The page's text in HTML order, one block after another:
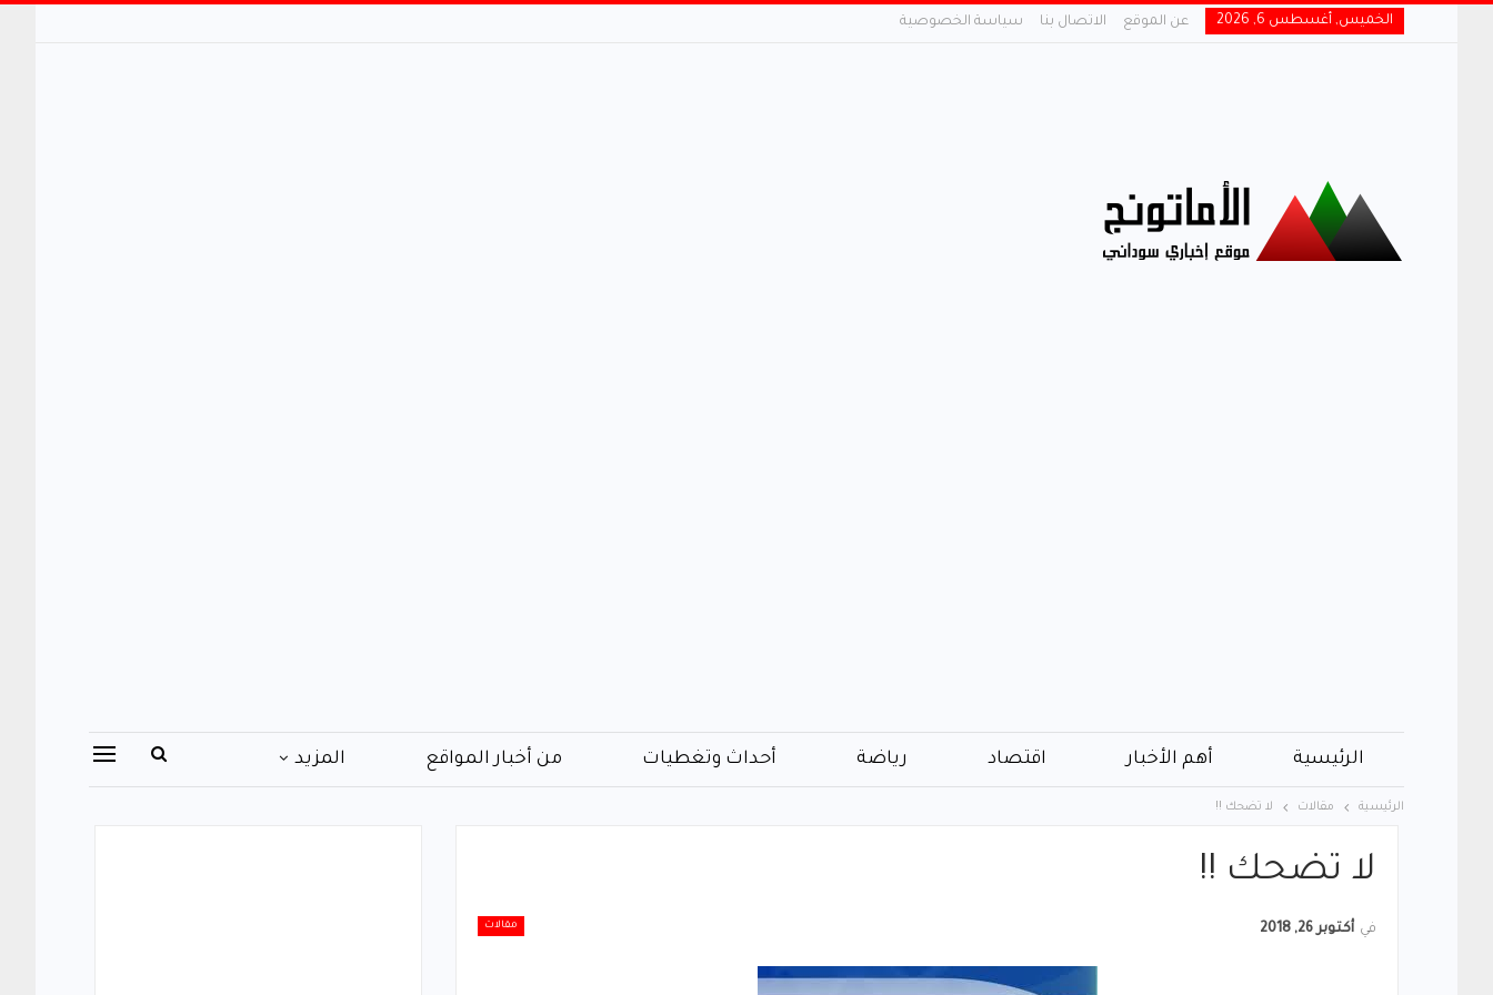
الخميس, أغسطس 6, 2026 عن الموقع الاتصال بنا سياسة الخصوصية
الرئيسية أهم الأخبار اقتصاد رياضة أحداث وتغطيات من أخبار المواقع المزيد
الرئيسية مقالات ﻻ ﺗﻀﺤﻚ !!
ﻻ ﺗﻀﺤﻚ !!
مقالات في أكتوبر 26, 2018